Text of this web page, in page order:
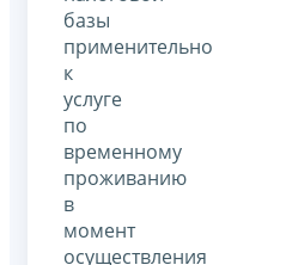
базы
применительно
к
услуге
по
временному
проживанию
в
момент
осуществления